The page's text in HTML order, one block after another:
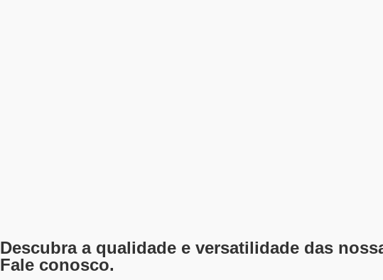
Descubra a qualidade e versatilidade das
Fale conosco.